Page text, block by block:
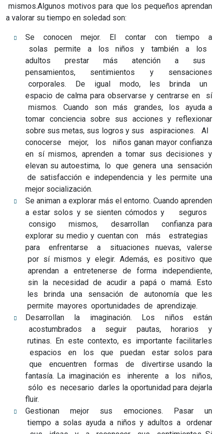
mismos.Algunos motivos para que los pequeños aprendan
a valorar su tiempo en soledad son:
Se conocen mejor. El contar con tiempo a
solas permite a los niños y también a los
adultos prestar más atención a sus
pensamientos, sentimientos y sensaciones
corporales. De igual modo, les brinda un
espacio de calma para observarse y centrarse en sí
mismos. Cuando son más grandes, los ayuda a
tomar conciencia sobre sus acciones y reflexionar
sobre sus metas, sus logros y sus aspiraciones. Al
conocerse mejor, los niños ganan mayor confianza
en sí mismos, aprenden a tomar sus decisiones y
elevan su autoestima, lo que genera una sensación
de satisfacción e independencia y les permite una
mejor socialización.
Se animan a explorar más el entorno. Cuando aprenden
a estar solos y se sienten cómodos y seguros
consigo mismos, desarrollan confianza para
explorar su medio y cuentan con más estrategias
para enfrentarse a situaciones nuevas, valerse
por sí mismos y elegir. Además, es positivo que
aprendan a entretenerse de forma independiente,
sin la necesidad de acudir a papá o mamá. Esto
les brinda una sensación de autonomía que les
permite mayores oportunidades de aprendizaje.
Desarrollan la imaginación. Los niños están
acostumbrados a seguir pautas, horarios y
rutinas. En este contexto, es importante facilitarles
espacios en los que puedan estar solos para
que encuentren formas de divertirse usando la
fantasía. La imaginación es inherente a los niños,
sólo es necesario darles la oportunidad para dejarla
fluir.
Gestionan mejor sus emociones. Pasar un
tiempo a solas ayuda a niños y adultos a ordenar